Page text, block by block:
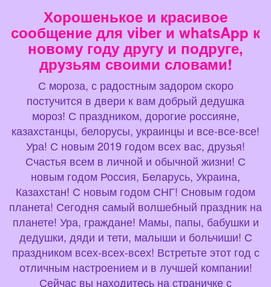
Хорошенькое и красивое
сообщение для viber и whatsApp к
новому году другу и подруге,
друзьям своими словами!
С мороза, с радостным задором скоро
постучится в двери к вам добрый дедушка
мороз! С праздником, дорогие россияне,
казахстанцы, белорусы, украинцы и все-все-все!
Ура! С новым 2019 годом всех вас, друзья!
Счастья всем в личной и обычной жизни! С
новым годом Россия, Беларусь, Украина,
Казахстан! С новым годом СНГ! Сновым годом
планета! Сегодня самый волшебный праздник на
планете! Ура, граждане! Мамы, папы, бабушки и
дедушки, дяди и тети, малыши и больчиши! С
праздником всех-всех-всех! Встретьте этот год с
отличным настроением и в лучшей компании!
Сейчас вы находитесь на страничке с